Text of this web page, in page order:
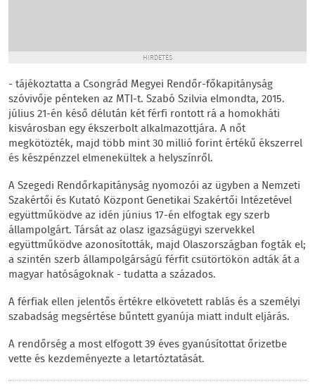
HIRDETÉS
- tájékoztatta a Csongrád Megyei Rendőr-főkapitányság
szóvivője pénteken az MTI-t. Szabó Szilvia elmondta, 2015.
július 21-én késő délután két férfi rontott rá a homokháti
kisvárosban egy ékszerbolt alkalmazottjára. A nőt
megkötözték, majd több mint 30 millió forint értékű ékszerrel
és készpénzzel elmenekültek a helyszínről.
A Szegedi Rendőrkapitányság nyomozói az ügyben a Nemzeti
Szakértői és Kutató Központ Genetikai Szakértői Intézetével
együttműködve az idén június 17-én elfogtak egy szerb
állampolgárt. Társát az olasz igazságügyi szervekkel
együttműködve azonosították, majd Olaszországban fogták el;
a szintén szerb állampolgárságú férfit csütörtökön adták át a
magyar hatóságoknak - tudatta a százados.
A férfiak ellen jelentős értékre elkövetett rablás és a személyi
szabadság megsértése bűntett gyanúja miatt indult eljárás.
A rendőrség a most elfogott 39 éves gyanúsítottat őrizetbe
vette és kezdeményezte a letartóztatását.